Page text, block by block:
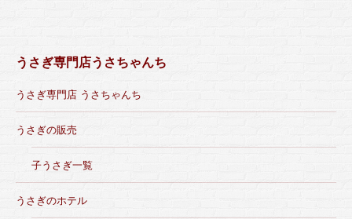
うさぎ専門店うさちゃんち
うさぎ専門店 うさちゃんち
うさぎの販売
子うさぎ一覧
うさぎのホテル